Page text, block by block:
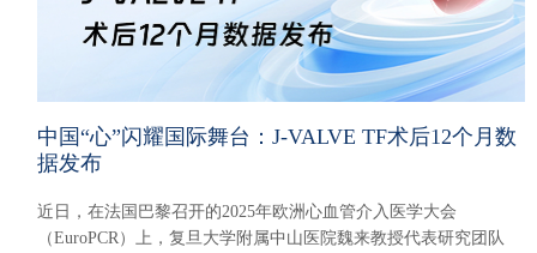
中国“心”闪耀国际舞台：J-VALVE TF术后12个月数
据发布
近日，在法国巴黎召开的2025年欧洲心血管介入医学大会
（EuroPCR）上，复旦大学附属中山医院魏来教授代表研究团队